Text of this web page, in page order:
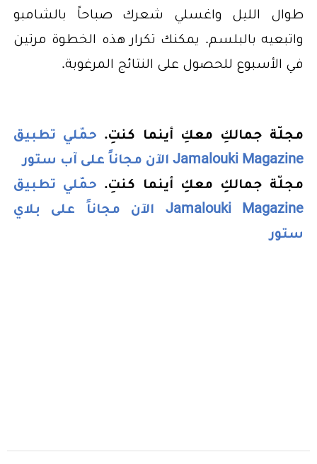
طوال الليل واغسلي شعرك صباحاً بالشامبو
واتبعيه بالبلسم. يمكنك تكرار هذه الخطوة مرتين
في الأسبوع للحصول على النتائج المرغوبة.
مجلّة جمالكِ معكِ أينما كنتِ. حمّلي تطبيق
Jamalouki Magazine الآن مجاناً على آب ستور
مجلّة جمالكِ معكِ أينما كنتِ. حمّلي تطبيق
Jamalouki Magazine الآن مجاناً على بلاي
ستور